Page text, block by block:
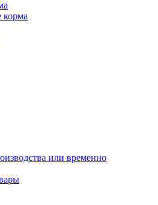
корма
или временно